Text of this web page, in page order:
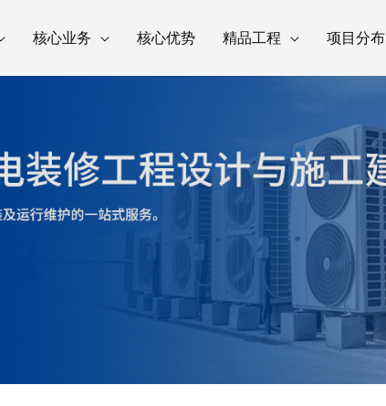
核心业务 核心优势 精品工程 项目分布